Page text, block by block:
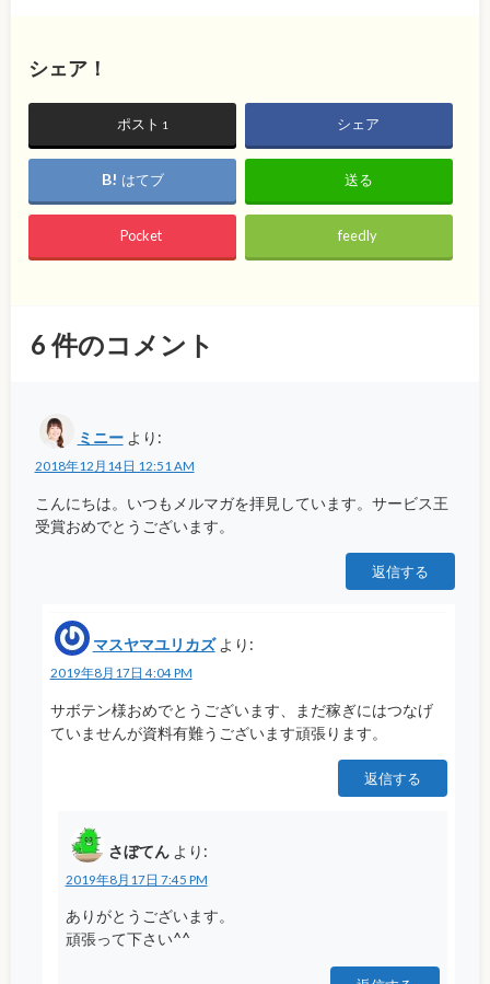
シェア！
ポスト 1 シェア
はてブ 送る
Pocket feedly
6件のコメント
ミニー より:
2018年12月14日 12:51 AM
こんにちは。いつもメルマガを拝見しています。サービス王
受賞おめでとうございます。
返信する
マスヤマユリカズ より:
2019年8月17日 4:04 PM
サボテン様おめでとうございます、まだ稼ぎにはつなげ
ていませんが資料有難うございます頑張ります。
返信する
さぼてん より:
2019年8月17日 7:45 PM
ありがとうございます。
頑張って下さい^^